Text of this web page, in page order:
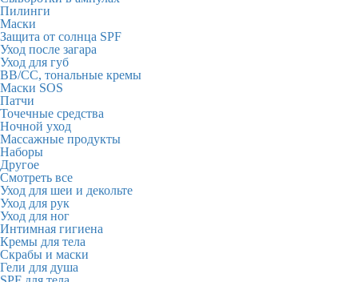
Пилинги
Маски
Защита от солнца SPF
Уход после загара
Уход для губ
BB/CC, тональные кремы
Маски SOS
Патчи
Точечные средства
Ночной уход
Массажные продукты
Наборы
Другое
Смотреть все
Уход для шеи и декольте
Уход для рук
Уход для ног
Интимная гигиена
Кремы для тела
Скрабы и маски
Гели для душа